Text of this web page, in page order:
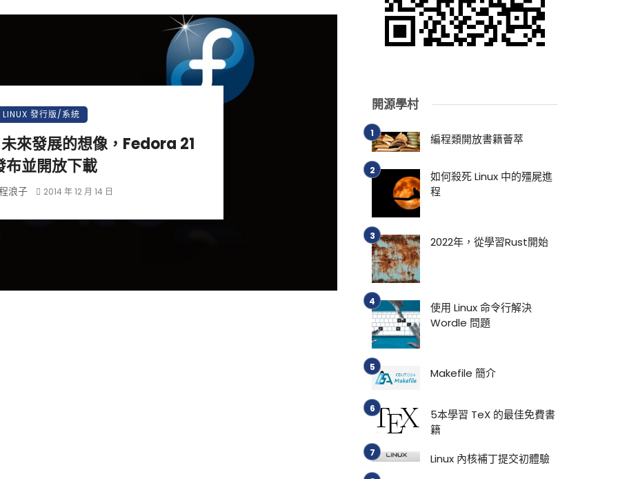
LINUX 發行版/系統
來發展的想像，Fedora 21
布並開放下載
浪子 2014 年 12 月 14 日
開源學村
編程類開放書籍薈萃
如何殺死 Linux 中的殭屍進
程
2022年，從學習Rust開始
使用 Linux 命令行解決
Wordle 問題
Makefile 簡介
5本學習 TeX 的最佳免費書
籍
Linux 內核補丁提交初體驗